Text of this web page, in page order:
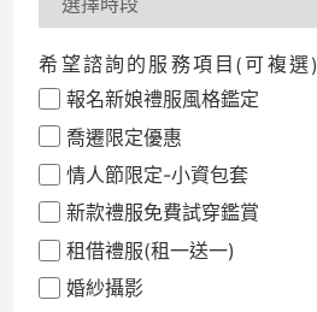
希望諮詢的服務項目(可複選)
報名新娘禮服風格鑑定
喬遷限定優惠
情人節限定-小資包套
新款禮服免費試穿鑑賞
租借禮服(租一送一)
婚紗攝影